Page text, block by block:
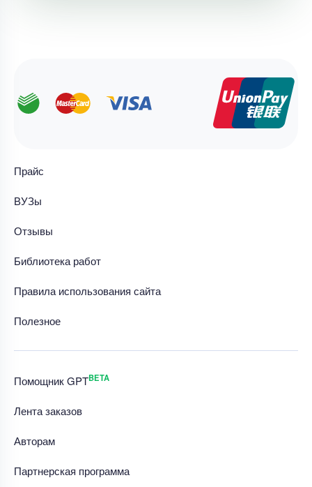
Прайс
ВУЗы
Отзывы
Библиотека работ
Правила использования сайта
Полезное
Помощник GPTBETA
Лента заказов
Авторам
Партнерская программа